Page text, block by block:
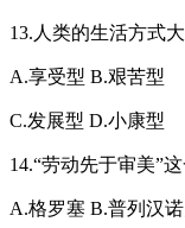
13.人类的生活方式
A.享受型 B.艰苦型
C.发展型 D.小康型
14.“劳动先于审美”
A.格罗塞 B.普列汉